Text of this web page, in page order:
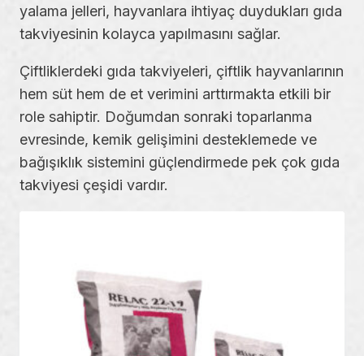
yalama jelleri, hayvanlara ihtiyaç duydukları gıda
takviyesinin kolayca yapılmasını sağlar.
Çiftliklerdeki gıda takviyeleri, çiftlik hayvanlarının
hem süt hem de et verimini arttırmakta etkili bir
role sahiptir. Doğumdan sonraki toparlanma
evresinde, kemik gelişimini desteklemede ve
bağışıklık sistemini güçlendirmede pek çok gıda
takviyesi çeşidi vardır.